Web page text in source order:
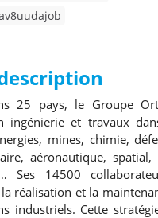
25 pays, le Groupe
ingénierie et travaux
mines, chimie,
aéronautique, spatial,
Ses 14500
réalisation et la
industriels. Cette